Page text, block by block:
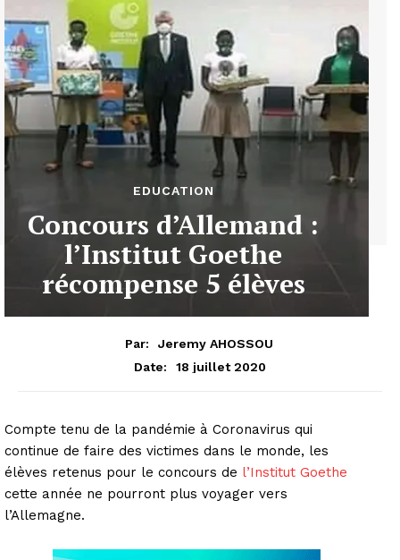
EDUCATION
Concours d’Allemand :
l’Institut Goethe
récompense 5 élèves
Par:
Jeremy AHOSSOU
Date:
18 juillet 2020
Compte tenu de la pandémie à Coronavirus qui
continue de faire des victimes dans le monde, les
élèves retenus pour le concours de l’Institut Goethe
cette année ne pourront plus voyager vers
l’Allemagne.